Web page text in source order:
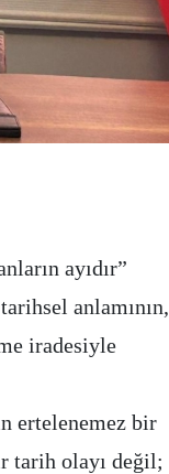
ayıdır”
anlamının,
iradesiyle
ertelenemez bir
tarih olayı değil;